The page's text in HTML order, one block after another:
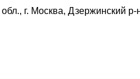
г. Москва, Дзержинский р-